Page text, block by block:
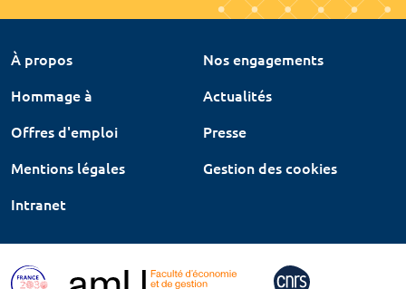
À propos
Nos engagements
Hommage à
Actualités
Offres d'emploi
Presse
Mentions légales
Gestion des cookies
Intranet